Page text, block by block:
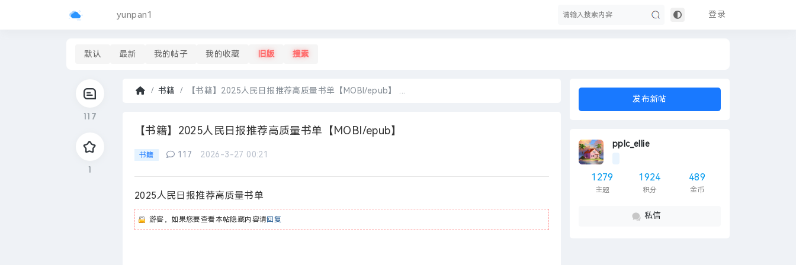
登录
yunpan1
默认 最新 我的帖子 我的收藏 旧版 搜索
117
1
页
书籍
›
【书籍】2025人民日报推荐高质量书单【MOBI/epub】 ...
【书籍】2025人民日报推荐高质量书单【MOBI/epub】
发布新帖
pplc_ellie
1279
主题
1924
积分
489
金币
私信
书籍 117 2026-3-27 00:21
2025人民日报推荐高质量书单
游客，如果您要查看本帖隐藏内容请回复